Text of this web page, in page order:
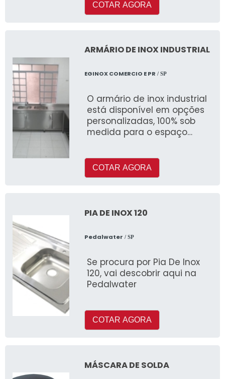
COTAR AGORA
ARMÁRIO DE INOX INDUSTRIAL
EGINOX COMERCIO E PR / SP
O armário de inox industrial
está disponível em opções
personalizadas, 100% sob
medida para o espaço
COTAR AGORA
PIA DE INOX 120
Pedalwater / SP
Se procura por Pia De Inox
120, vai descobrir aqui na
Pedalwater
COTAR AGORA
MÁSCARA DE SOLDA